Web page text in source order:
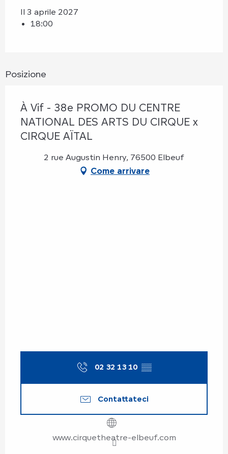
Il 3 aprile 2027
18:00
Posizione
À Vif - 38e PROMO DU CENTRE
NATIONAL DES ARTS DU CIRQUE x
CIRQUE AÏTAL
2 rue Augustin Henry, 76500 Elbeuf
Come arrivare
02 32 13 10 ▒▒
Contattateci
www.cirquetheatre-elbeuf.com